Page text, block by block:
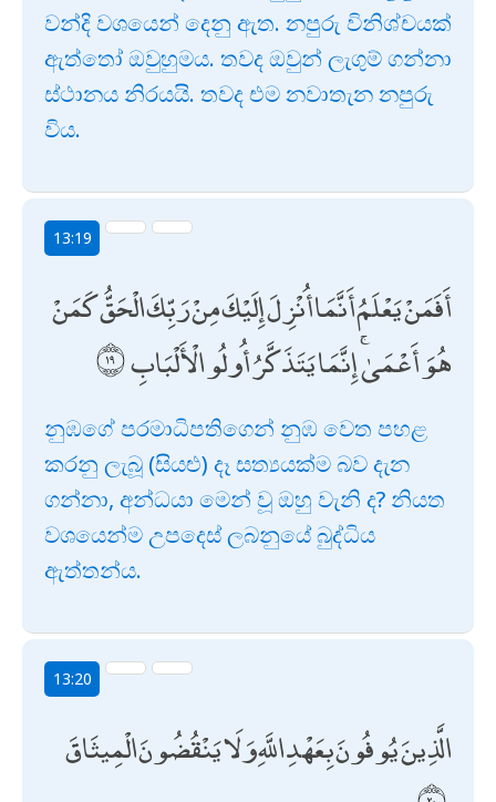
වන්දි වශයෙන් දෙනු ඇත. නපුරු විනිශ්චයක්
ඇත්තෝ ඔවුහුමය. තවද ඔවුන් ලැගුම් ගන්නා
ස්ථානය නිරයයි. තවද එම නවාතැන නපුරු
විය.
13:19
أَفَمَنْ يَعْلَمُ أَنَّمَا أُنْزِلَ إِلَيْكَ مِنْ رَبِّكَ الْحَقُّ كَمَنْ
هُوَ أَعْمَىٰ ۚ إِنَّمَا يَتَذَكَّرُ أُولُو الْأَلْبَابِ
නුඹගේ පරමාධිපතිගෙන් නුඹ වෙත පහළ
කරනු ලැබූ (සියළු) දෑ සත්‍යයක්ම බව දැන
ගන්නා, අන්ධයා මෙන් වූ ඔහු වැනි ද? නියත
වශයෙන්ම උපදෙස් ලබනුයේ බුද්ධිය
ඇත්තන්ය.
13:20
الَّذِينَ يُوفُونَ بِعَهْدِ اللَّهِ وَلَا يَنْقُضُونَ الْمِيثَاقَ